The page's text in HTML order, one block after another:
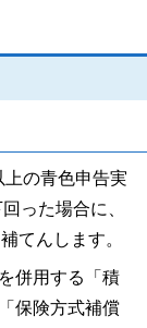
の青色申告実
った場合に、
てんします。
併用する「積
保険方式補償